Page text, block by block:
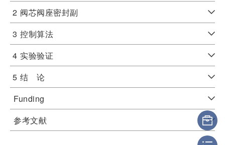
2 阀芯阀座密封副
3 控制算法
4 实验验证
5 结 论
Funding
参考文献